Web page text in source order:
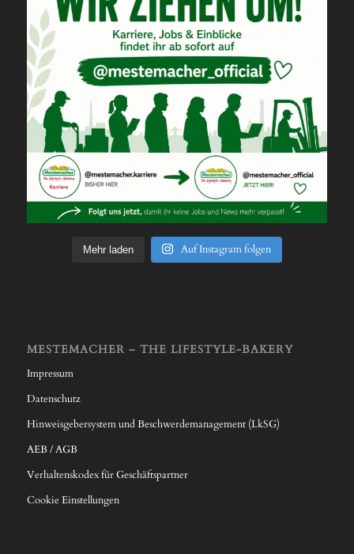
Mehr laden Auf Instagram folgen
MESTEMACHER – THE LIFESTYLE-BAKERY
Impressum
Datenschutz
Hinweisgebersystem und Beschwerdemanagement (LkSG)
AEB / AGB
Verhaltenskodex für Geschäftspartner
Cookie Einstellungen